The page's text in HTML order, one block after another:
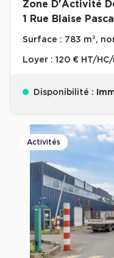
Zone D'Activité
1 Rue Blaise
Surface : 783 m²,
Loyer : 120 € HT/
Disponibilité :
Activités